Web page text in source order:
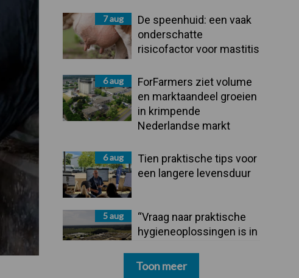
7 aug
De speenhuid: een vaak
onderschatte
risicofactor voor mastitis
6 aug
ForFarmers ziet volume
en marktaandeel groeien
in krimpende
Nederlandse markt
6 aug
Tien praktische tips voor
een langere levensduur
5 aug
“Vraag naar praktische
hygieneoplossingen is in
Toon meer